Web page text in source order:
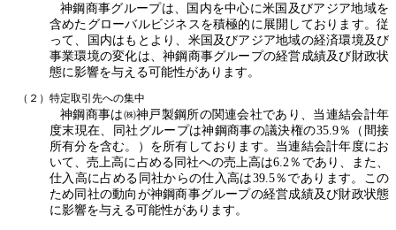
神鋼商事グループは、国内を中心に米国及びアジア地域を
含めたグローバルビジネスを積極的に展開しております。従
って、国内はもとより、米国及びアジア地域の経済環境及び
事業環境の変化は、神鋼商事グループの経営成績及び財政状
態に影響を与える可能性があります。
（２）特定取引先への集中
神鋼商事は㈱神戸製鋼所の関連会社であり、当連結会計年
度末現在、同社グループは神鋼商事の議決権の35.9％（間接
所有分を含む。）を所有しております。当連結会計年度にお
いて、売上高に占める同社への売上高は6.2％であり、また、
仕入高に占める同社からの仕入高は39.5％であります。この
ため同社の動向が神鋼商事グループの経営成績及び財政状態
に影響を与える可能性があります。